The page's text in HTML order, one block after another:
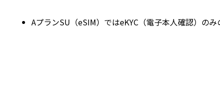
AプランSU（eSIM）ではeKYC（電子本人確認）の